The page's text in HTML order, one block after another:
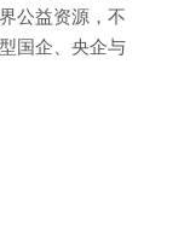
公益资源，不
国企、央企与